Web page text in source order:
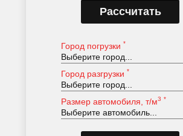
Город погрузки*
Город разгрузки*
Размер автомобиля, т/м3 *